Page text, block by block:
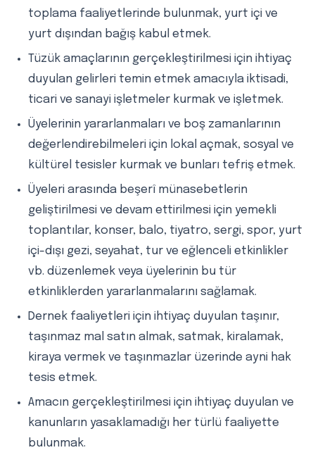
toplama faaliyetlerinde bulunmak, yurt içi ve
yurt dışından bağış kabul etmek.
Tüzük amaçlarının gerçekleştirilmesi için ihtiyaç
duyulan gelirleri temin etmek amacıyla iktisadi,
ticari ve sanayi işletmeler kurmak ve işletmek.
Üyelerinin yararlanmaları ve boş zamanlarının
değerlendirebilmeleri için lokal açmak, sosyal ve
kültürel tesisler kurmak ve bunları tefriş etmek.
Üyeleri arasında beşerî münasebetlerin
geliştirilmesi ve devam ettirilmesi için yemekli
toplantılar, konser, balo, tiyatro, sergi, spor, yurt
içi-dışı gezi, seyahat, tur ve eğlenceli etkinlikler
vb. düzenlemek veya üyelerinin bu tür
etkinliklerden yararlanmalarını sağlamak.
Dernek faaliyetleri için ihtiyaç duyulan taşınır,
taşınmaz mal satın almak, satmak, kiralamak,
kiraya vermek ve taşınmazlar üzerinde ayni hak
tesis etmek.
Amacın gerçekleştirilmesi için ihtiyaç duyulan ve
kanunların yasaklamadığı her türlü faaliyette
bulunmak.